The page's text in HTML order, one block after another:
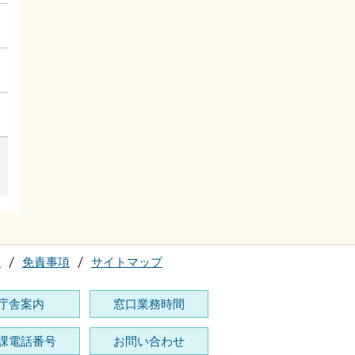
免責事項 サイトマップ
舎案内 窓口業務時間
電話番号 お問い合わせ